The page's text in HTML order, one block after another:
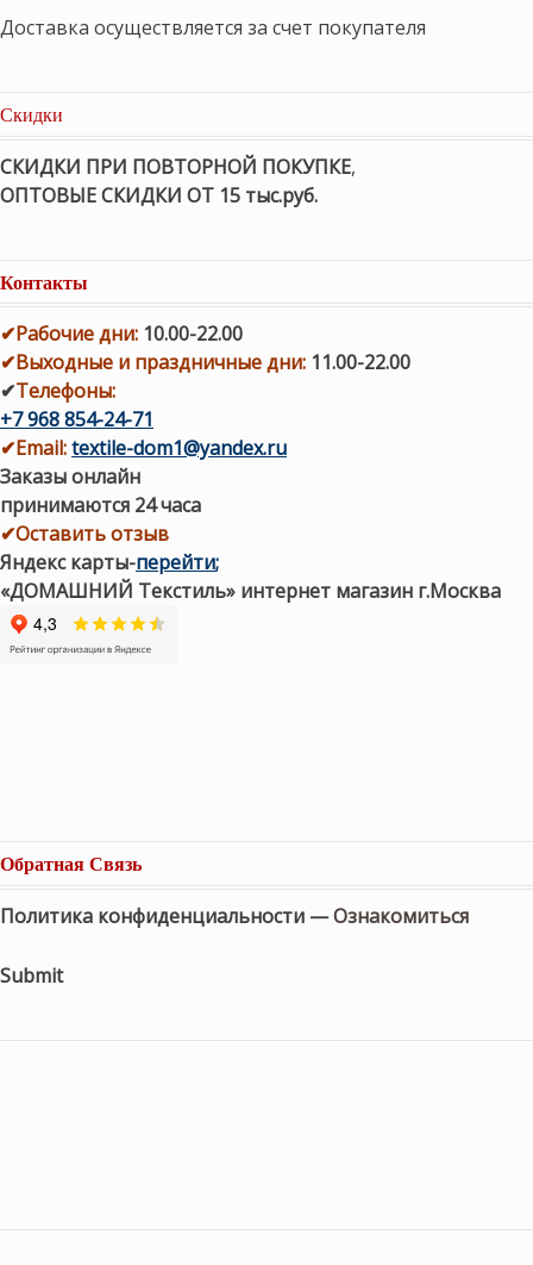
Доставка осуществляется за счет покупателя
Скидки
СКИДКИ ПРИ ПОВТОРНОЙ ПОКУПКЕ,
ОПТОВЫЕ СКИДКИ ОТ 15 тыс.руб.
Контакты
✔Рабочие дни: 10.00-22.00
✔Выходные и праздничные дни: 11.00-22.00
✔Телефоны:
+7 968 854-24-71
✔Email:textile-dom1@yandex.ru
Заказы онлайн
принимаются 24 часа
✔Оставить отзыв
Яндекс карты-перейти;
«ДОМАШНИЙ Текстиль» интернет магазин г.Москва
Обратная Связь
Политика конфиденциальности —Ознакомиться
Submit